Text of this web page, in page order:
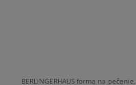
BERLINGERHAUS forma na pečenie,